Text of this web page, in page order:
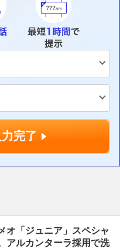
完了
オ「ジュニア」スペシャ
アルカンターラ採用で洗